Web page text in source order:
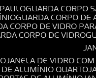
GUARDA CORPO
GUARDA CORPO
CORPO DE VIDRO
CORPO DE VIDRO
JANELA DE VIDRO
DE ALUMÍNIO QUARTO